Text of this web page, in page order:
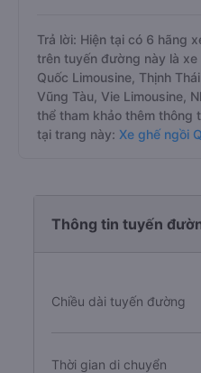
Trả lời: Hiện tại có 6 hãng
trên tuyến đường này là
Quốc Limousine, Thịnh
Vũng Tàu, Vie Limousine,
thể tham khảo thêm thông
tại trang này: Xe ghế ngồi
Thông tin tuyến
Chiều dài tuyến đường
Thời gian di chuyển